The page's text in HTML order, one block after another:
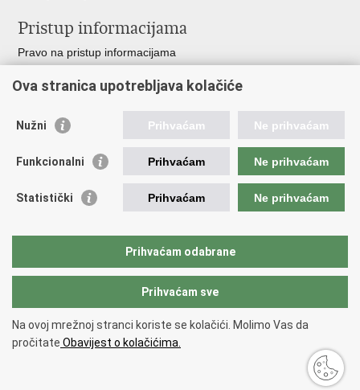
Pristup informacijama
Pravo na pristup informacijama
Pozivi za žurnu pomoć
Važne poveznice
Vlada RH
Muzej hrvatskog vatrogastva
The Federation of EUropean Fire Officers FEU
Intranet (samo za službenike HVZ)
Copyright © 2026 Hrvatska vatrogasna zajednica.
o pristupačnosti
Ova stranica upotrebljava kolačiće
Nužni Prihvaćam Ne prihvaćam
Funkcionalni Prihvaćam Ne prihvaćam
Statistički Prihvaćam Ne prihvaćam
Prihvaćam odabrane
Prihvaćam sve
Na ovoj mrežnoj stranci koriste se kolačići. Molimo Vas da
pročitate Obavijest o kolačićima.